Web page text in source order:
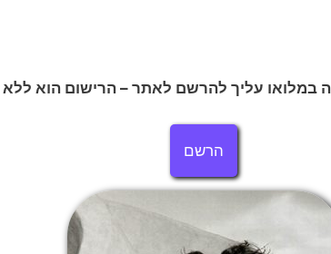
במלואו עליך להרשם לאתר – הרישום הוא ללא
הרשם